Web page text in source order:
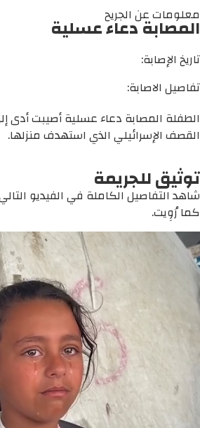
معلومات عن الجريح
المصابة دعاء عسلية
تاريخ الإصابة:
تفاصيل الاصابة:
الطفلة المصابة دعاء عسلية أصيبت أدى
القصف الإسرائيلي الذي استهدف منزلها.
توثيق للجريمة
شاهد التفاصيل الكاملة في الفيديو
كما رُوِيت.